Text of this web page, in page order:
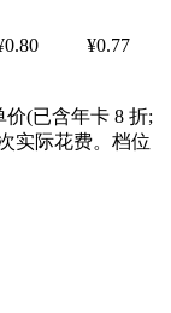
¥0.77
(已含年卡 8 折;
实际花费。档位